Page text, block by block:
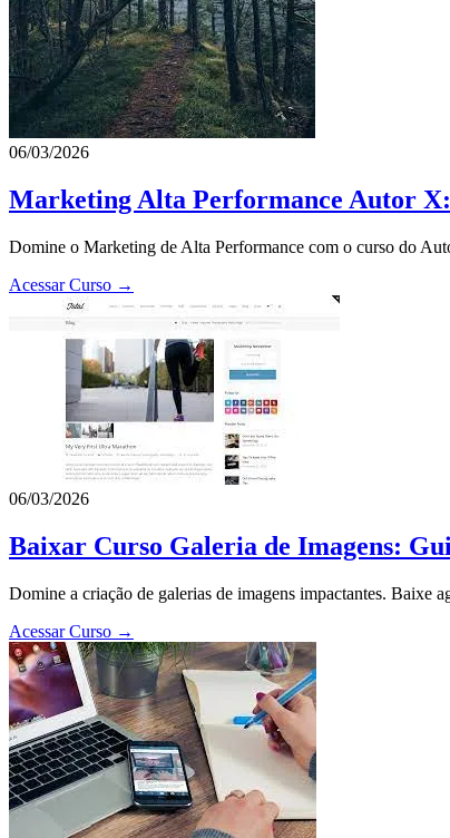
06/03/2026
Marketing Alta Performance Autor
Domine o Marketing de Alta Performance com o curso do
Acessar Curso →
06/03/2026
Baixar Curso Galeria de Imagens:
Domine a criação de galerias de imagens impactantes. Baixe
Acessar Curso →